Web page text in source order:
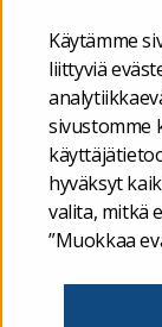
Käytämme
liittyviä
sivustomme
hyväksyt
valita, mitkä
”Muokkaa